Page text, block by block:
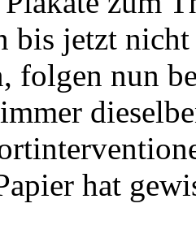
bis jetzt
folgen nun
hat